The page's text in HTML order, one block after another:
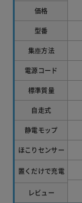
価格
型番
集塵方法
電源コード
標準質量
自走式
静電モップ
ほこりセンサー
置くだけで充電
レビュー